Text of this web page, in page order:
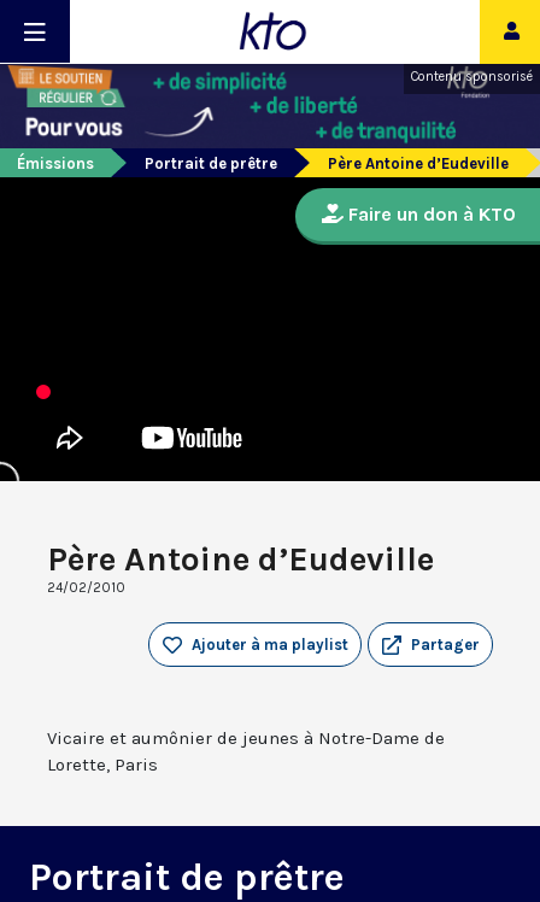
Contenu sponsorisé
Émissions Portrait de prêtre Père Antoine d’Eudeville
Père Antoine d’Eudeville
24/02/2010
Partager
Ajouter à ma playlist
Vicaire et aumônier de jeunes à Notre-Dame de
Lorette, Paris
Portrait de prêtre
Faire un don à KTO